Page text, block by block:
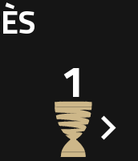
1